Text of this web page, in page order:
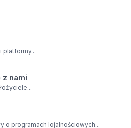
platformy...
z nami
o programach lojalnościowych...